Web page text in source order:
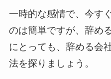
一時的な感情で、今す
のは簡単ですが、辞め
にとっても、辞める会
法を探りましょう。